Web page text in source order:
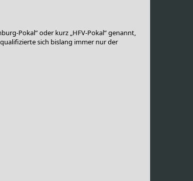
Pokal“ oder kurz „HFV-Pokal“ genannt,
sich bislang immer nur der